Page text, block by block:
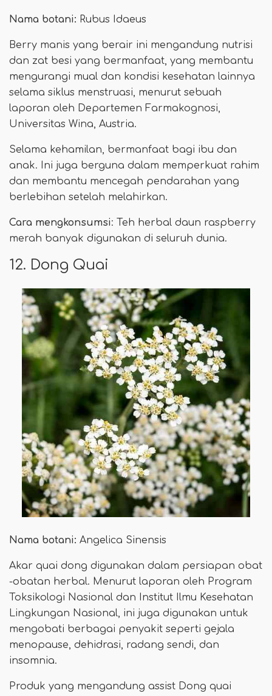
Nama botani: Rubus Idaeus
Berry manis yang berair ini mengandung nutrisi
dan zat besi yang bermanfaat, yang membantu
mengurangi mual dan kondisi kesehatan lainnya
selama siklus menstruasi, menurut sebuah
laporan oleh Departemen Farmakognosi,
Universitas Wina, Austria.
Selama kehamilan, bermanfaat bagi ibu dan
anak. Ini juga berguna dalam memperkuat rahim
dan membantu mencegah pendarahan yang
berlebihan setelah melahirkan.
Cara mengkonsumsi: Teh herbal daun raspberry
merah banyak digunakan di seluruh dunia.
12. Dong Quai
Nama botani: Angelica Sinensis
Akar quai dong digunakan dalam persiapan obat
-obatan herbal. Menurut laporan oleh Program
Toksikologi Nasional dan Institut Ilmu Kesehatan
Lingkungan Nasional, ini juga digunakan untuk
mengobati berbagai penyakit seperti gejala
menopause, dehidrasi, radang sendi, dan
insomnia.
Produk yang mengandung assist Dong quai